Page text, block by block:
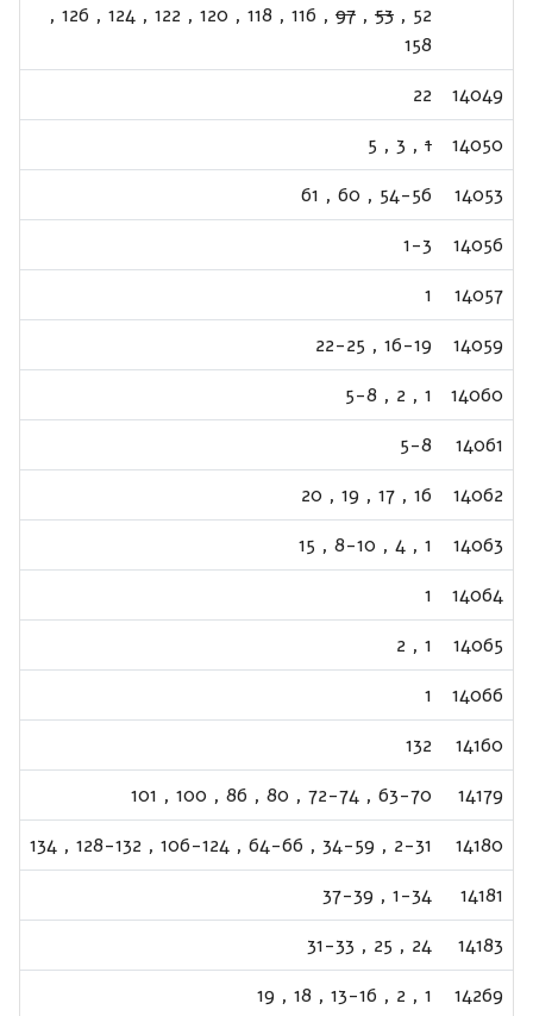
52
,
53
,
97
,
116
,
118
,
120
,
122
,
124
,
126
,
158
14049
22
14050
1
,
3
,
5
14053
54-56
,
60
,
61
14056
1-3
14057
1
14059
16-19
,
22-25
14060
1
,
2
,
5-8
14061
5-8
14062
16
,
17
,
19
,
20
14063
1
,
4
,
8-10
,
15
14064
1
14065
1
,
2
14066
1
14160
132
14179
63-70
,
72-74
,
80
,
86
,
100
,
101
14180
2-31
,
34-59
,
64-66
,
106-124
,
128-132
,
134
14181
1-34
,
37-39
14183
24
,
25
,
31-33
14269
1
,
2
,
13-16
,
18
,
19